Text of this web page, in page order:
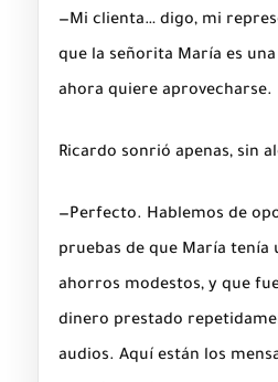
—Mi clienta… digo, mi
que la señorita María es
ahora quiere aprovecharse.
Ricardo sonrió apenas, sin
—Perfecto. Hablemos de
pruebas de que María tenía
ahorros modestos, y que
dinero prestado
audios. Aquí están los